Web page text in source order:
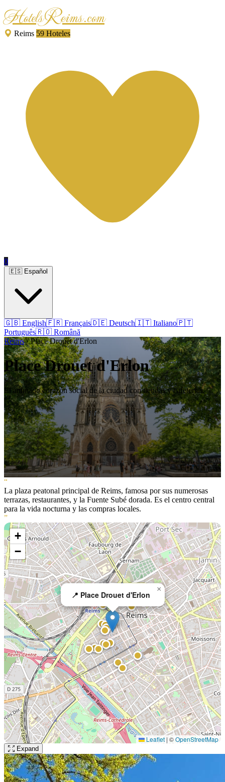
HotelsReims.com
Reims 59 Hoteles
0
🇬🇧 English🇫🇷 Français🇩🇪 Deutsch🇮🇹 Italiano🇵🇹
Português🇷🇴 Română
Reims› Place Drouet d'Erlon
Place Drouet d'Erlon
El animado corazón social de la ciudad con tiendas y cafeterías.
“
La plaza peatonal principal de Reims, famosa por sus numerosas
terrazas, restaurantes, y la Fuente Subé dorada. Es el centro central
para la vida nocturna y las compras locales.
”
📍 Place Drouet d'Erlon
×
+
−
Leaflet | ©OpenStreetMap
Expand